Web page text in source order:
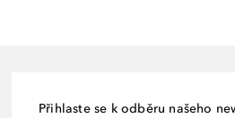
Přihlaste se k odběru našeho